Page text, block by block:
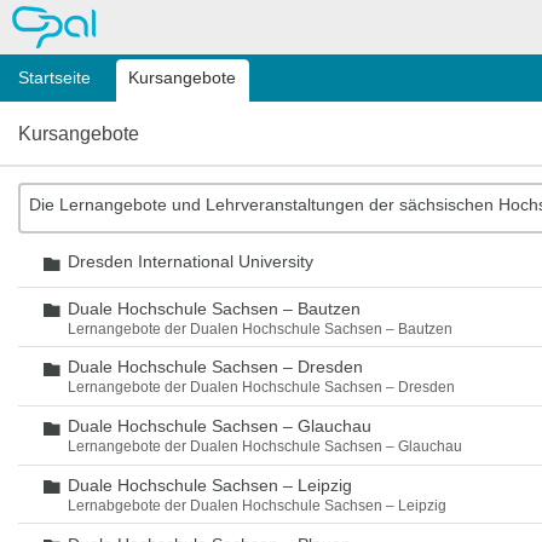
OPAL
Startseite Kursangebote
Kursangebote
Die Lernangebote und Lehrveranstaltungen der sächsischen
Ordner
Dresden International University
Ordner
Duale Hochschule Sachsen – Bautzen
Lernangebote der Dualen Hochschule Sachsen – Bautzen
Ordner
Duale Hochschule Sachsen – Dresden
Lernangebote der Dualen Hochschule Sachsen – Dresden
Ordner
Duale Hochschule Sachsen – Glauchau
Lernangebote der Dualen Hochschule Sachsen – Glauchau
Ordner
Duale Hochschule Sachsen – Leipzig
Lernabgebote der Dualen Hochschule Sachsen – Leipzig